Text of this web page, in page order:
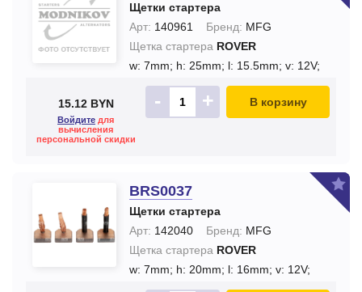
Щетки стартера
Арт: 140961 Бренд: MFG
Щетка стартера ROVER
w: 7mm; h: 25mm; l: 15.5mm; v: 12V;
15.12 BYN
Войдите для
вычисления
персональной скидки
- + В корзину
BRS0037
Щетки стартера
Арт: 142040 Бренд: MFG
Щетка стартера ROVER
w: 7mm; h: 20mm; l: 16mm; v: 12V;